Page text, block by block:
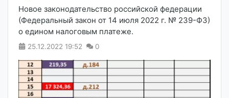
Новое законодательство российской федерации
(Федеральный закон от 14 июля 2022 г. № 239-ФЗ)
о едином налоговым платеже.
25.12.2022 19:52 0